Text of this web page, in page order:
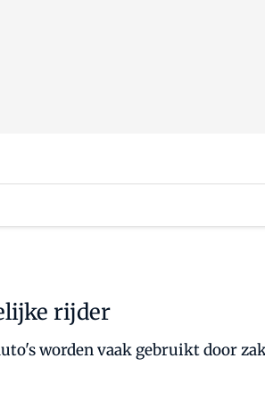
rijder
worden vaak gebruikt door